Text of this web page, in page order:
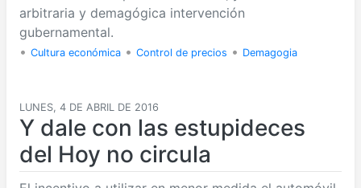
arbitraria y demagógica intervención
gubernamental.
• Cultura económica • Control de precios • Demagogia
LUNES, 4 DE ABRIL DE 2016
Y dale con las estupideces
del Hoy no circula